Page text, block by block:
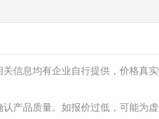
信息均有企业自行提供，价格真
产品质量。如报价过低，可能为